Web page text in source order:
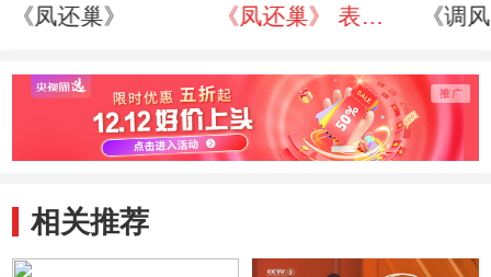
《凤还巢》
《凤还巢》 表
铭 杜志刚 王旭 张
燕霞
《调
相关推荐